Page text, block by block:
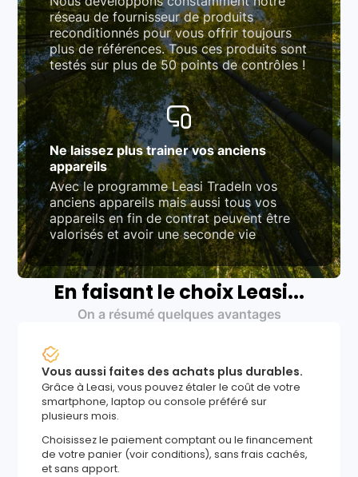
réseau de fournisseur de produits
reconditionnés pour vous offrir toujours
plus de références. Tous ces produits sont
testés sur plus de 50 points de contrôles !
Ne laissez plus trainer vos anciens
appareils
Avec le programme Leasi TradeIn vos
anciens appareils mais aussi tous vos
appareils en fin de contrat peuvent être
valorisés et avoir une seconde vie
En faisant le choix Leasi...
On a résumé quelques avantages
Vous aussi faites des achats plus durables.
Grâce à Leasi, vous pouvez étaler le coût de votre
smartphone, laptop ou console préféré sur
plusieurs mois.
Choisissez le paiement comptant ou le financement
de votre panier (voir conditions), sans frais cachés,
et sans apport.